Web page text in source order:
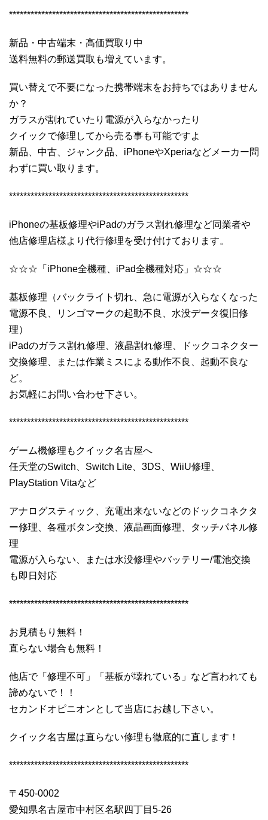
**************************************************
新品・中古端末・高価買取り中
送料無料の郵送買取も増えています。
買い替えで不要になった携帯端末をお持ちではありません
か？
ガラスが割れていたり電源が入らなかったり
クイックで修理してから売る事も可能ですよ
新品、中古、ジャンク品、iPhoneやXperiaなどメーカー問
わずに買い取ります。
**************************************************
iPhoneの基板修理やiPadのガラス割れ修理など同業者や
他店修理店様より代行修理を受け付けております。
☆☆☆「iPhone全機種、iPad全機種対応」☆☆☆
基板修理（バックライト切れ、急に電源が入らなくなった
電源不良、リンゴマークの起動不良、水没データ復旧修
理）
iPadのガラス割れ修理、液晶割れ修理、ドックコネクター
交換修理、または作業ミスによる動作不良、起動不良な
ど。
お気軽にお問い合わせ下さい。
**************************************************
ゲーム機修理もクイック名古屋へ
任天堂のSwitch、Switch Lite、3DS、WiiU修理、
PlayStation Vitaなど
アナログスティック、充電出来ないなどのドックコネクタ
ー修理、各種ボタン交換、液晶画面修理、タッチパネル修
理
電源が入らない、または水没修理やバッテリー/電池交換
も即日対応
**************************************************
お見積もり無料！
直らない場合も無料！
他店で「修理不可」「基板が壊れている」など言われても
諦めないで！！
セカンドオピニオンとして当店にお越し下さい。
クイック名古屋は直らない修理も徹底的に直します！
**************************************************
〒450-0002
愛知県名古屋市中村区名駅四丁目5-26